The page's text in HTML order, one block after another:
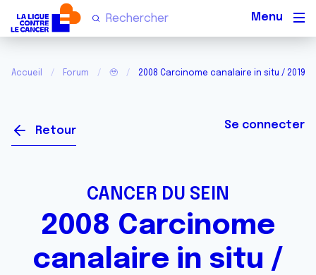
Accueil Forum 🥹 2008 Carcinome canalaire in situ / 2019
Retour Se connecter
CANCER DU SEIN
2008 Carcinome
canalaire in situ /